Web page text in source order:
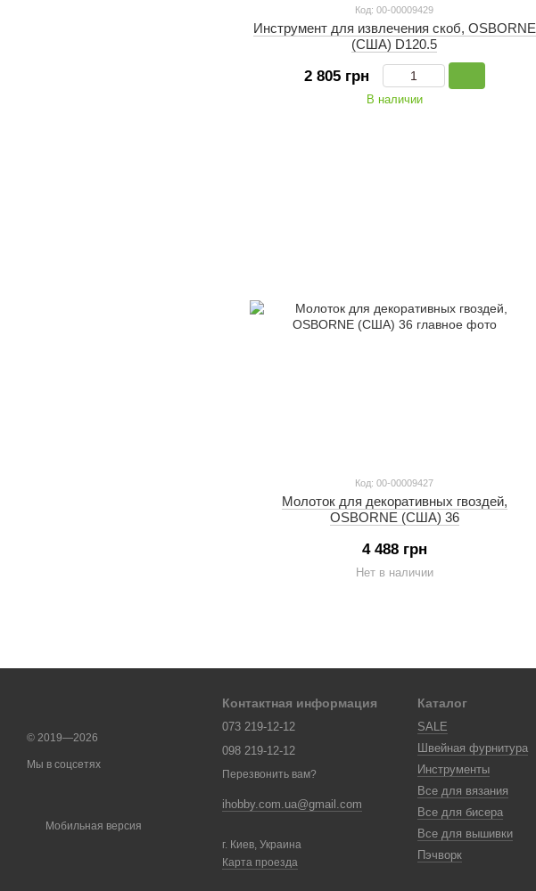
Код: 00-00009429
Инструмент для извлечения скоб, OSBORNE
(США) D120.5
2 805 грн
В наличии
Код: 00-00009427
Молоток для декоративных гвоздей,
OSBORNE (США) 36
4 488 грн
Нет в наличии
© 2019—2026
Мы в соцсетях
Мобильная версия
Контактная информация
073 219-12-12
098 219-12-12
Перезвонить вам?
ihobby.com.ua@gmail.com
г. Киев, Украина
Карта проезда
Каталог
SALE
Швейная фурнитура
Инструменты
Все для вязания
Все для бисера
Все для вышивки
Пэчворк